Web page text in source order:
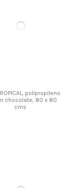
polipropileno
chocolate, 80 x 80
cms